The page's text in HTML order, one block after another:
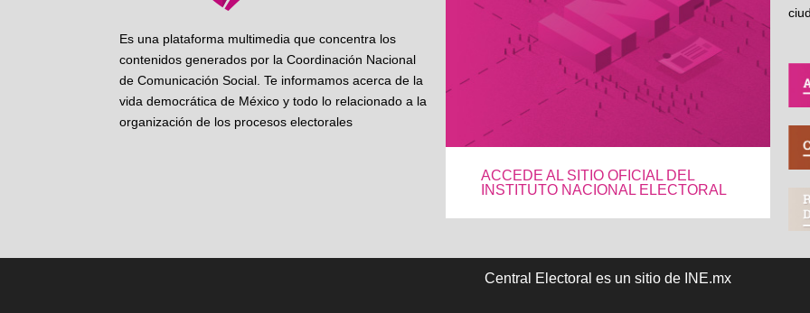
Es una plataforma multimedia que concentra los
contenidos generados por la Coordinación Nacional
de Comunicación Social. Te informamos acerca de la
vida democrática de México y todo lo relacionado a la
organización de los procesos electorales
ACCEDE AL SITIO OFICIAL DEL
INSTITUTO NACIONAL ELECTORAL
Central Electoral es un sitio de INE.mx